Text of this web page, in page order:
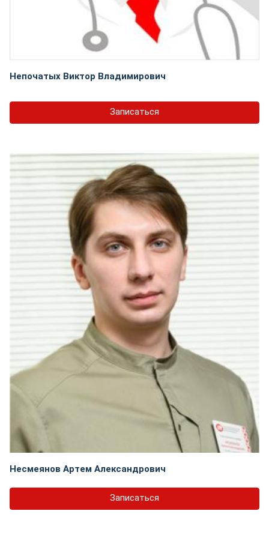
Непочатых Виктор Владимирович
Записаться
Несмеянов Артем Александрович
Записаться